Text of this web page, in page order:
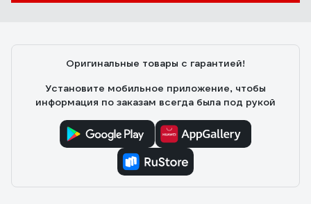
Оригинальные товары с гарантией!
Установите мобильное приложение, чтобы
информация по заказам всегда была под рукой